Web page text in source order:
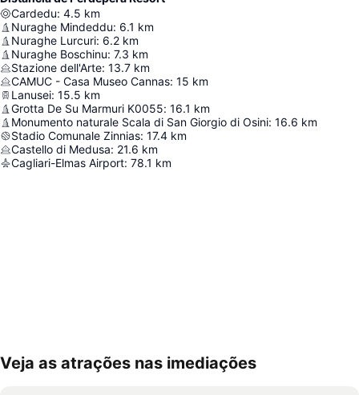
Cardedu: 4.5 km
Nuraghe Mindeddu: 6.1 km
Nuraghe Lurcuri: 6.2 km
Nuraghe Boschinu: 7.3 km
Stazione dell'Arte: 13.7 km
CAMUC - Casa Museo Cannas: 15 km
Lanusei: 15.5 km
Grotta De Su Marmuri K0055: 16.1 km
Monumento naturale Scala di San Giorgio di Osini: 16.6 km
Stadio Comunale Zinnias: 17.4 km
Castello di Medusa: 21.6 km
Cagliari-Elmas Airport: 78.1 km
Ampliar mapa
Veja as atrações nas imediações